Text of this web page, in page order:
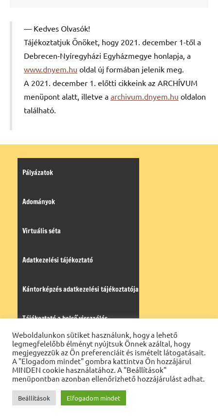
Kedves Olvasók!
Tájékoztatjuk Önöket, hogy 2021. december 1-től a
Debrecen-Nyíregyházi Egyházmegye honlapja, a
www.dnyem.hu oldal új formában jelenik meg.
A 2021. december 1. előtti cikkeink az ARCHÍVUM
menüpont alatt, illetve a archivum.dnyem.hu oldalon
található.
Pályázatok
Adományok
Virtuális séta
Adatkezelési tájékoztató
Kántorképzés adatkezelési tájékoztatója
Tájékoztató a belső visszaélés-
bejelentési rendszerről
Napi evangélium Öröm-hír
Weboldalunkon sütiket használunk, hogy a lehető
legmegfelelőbb élményt nyújtsuk Önnek azáltal, hogy
megjegyezzük az Ön preferenciáit és ismételt látogatásait.
A "Elogadom mindet" gombra kattintva Ön hozzájárul
MINDEN cookie használatához. A "Beállítások"
menüpontban azonban ellenőrizhető hozzájárulást adhat.
Beállítások Elfogadom mindet